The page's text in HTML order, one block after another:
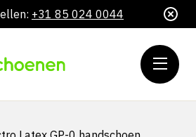
+31 85 024 0044